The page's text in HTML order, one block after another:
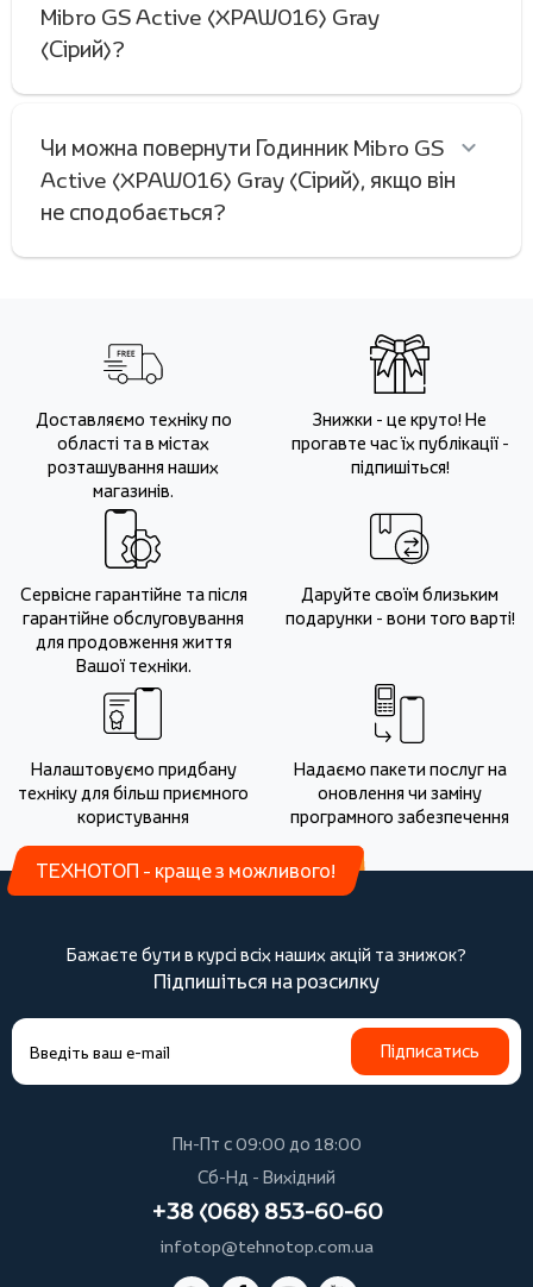
Mibro GS Active (XPAW016) Gray
(Сірий)?
Чи можна повернути Годинник Mibro GS
Active (XPAW016) Gray (Сірий), якщо він
не сподобається?
Доставляємо техніку по
області та в містах
розташування наших
магазинів.
Знижки - це круто! Не
прогавте час їх публікації -
підпишіться!
Сервісне гарантійне та після
гарантійне обслуговування
для продовження життя
Вашої техніки.
Даруйте своїм близьким
подарунки - вони того варті!
Налаштовуємо придбану
техніку для більш приємного
користування
Надаємо пакети послуг на
оновлення чи заміну
програмного забезпечення
ТЕХНОТОП - краще з можливого!
Бажаєте бути в курсі всіх наших акцій та знижок?
Підпишіться на розсилку
Підписатись
Пн-Пт с 09:00 до 18:00
Сб-Нд - Вихідний
+38 (068) 853-60-60
infotop@tehnotop.com.ua